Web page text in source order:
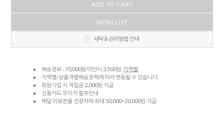
ADD TO CART
WISH LIST
세탁＆관리방법 안내
배송정보 : 70,000원 미만시 3,500원, 지역별
지역별/상품개별배송정책에 따라 변동될 수 있습니다
회원가입 시 적립금 2,000원 지급
신용카드 무이자 할부안내
매달 리뷰퀸을 선정하여 최대 50,000~20,000원 지급